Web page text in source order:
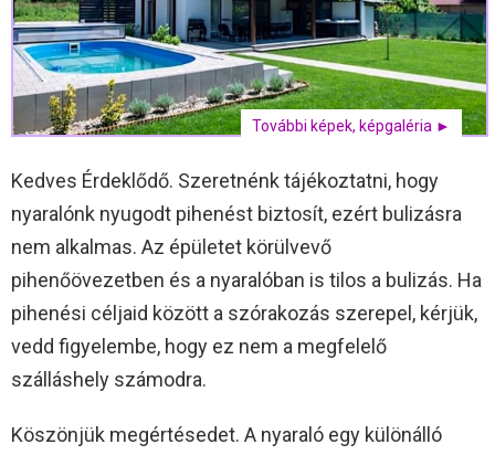
További képek, képgaléria ►
Kedves Érdeklődő. Szeretnénk tájékoztatni, hogy
nyaralónk nyugodt pihenést biztosít, ezért bulizásra
nem alkalmas. Az épületet körülvevő
pihenőövezetben és a nyaralóban is tilos a bulizás. Ha
pihenési céljaid között a szórakozás szerepel, kérjük,
vedd figyelembe, hogy ez nem a megfelelő
szálláshely számodra.
Köszönjük megértésedet. A nyaraló egy különálló